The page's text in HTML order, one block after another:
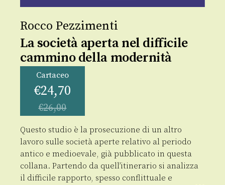
Rocco Pezzimenti
La società aperta nel difficile
cammino della modernità
Cartaceo
€24,70
€26,00
Questo studio è la prosecuzione di un altro
lavoro sulle società aperte relativo al periodo
antico e medioevale, già pubblicato in questa
collana. Partendo da quell’itinerario si analizza
il difficile rapporto, spesso conflittuale e